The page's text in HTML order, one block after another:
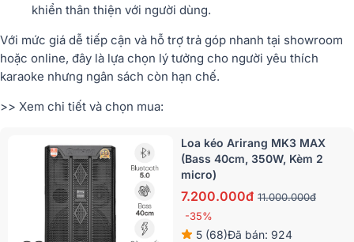
khiển thân thiện với người dùng.
Với mức giá dễ tiếp cận và hỗ trợ trả góp nhanh tại showroom
hoặc online, đây là lựa chọn lý tưởng cho người yêu thích
karaoke nhưng ngân sách còn hạn chế.
>> Xem chi tiết và chọn mua:
Loa kéo Arirang MK3 MAX
(Bass 40cm, 350W, Kèm 2
micro)
7.200.000đ 11.000.000đ
-35%
5 (68)Đã bán: 924